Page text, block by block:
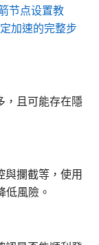
节点设置教
加速的完整步
，且可能存在隱
與攔截等，使用
低風險。